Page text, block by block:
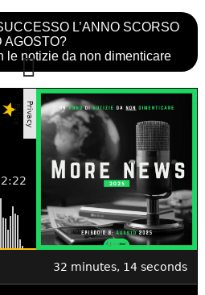
L’ANNO SCORSO
AGOSTO?
le notizie da non dimenticare